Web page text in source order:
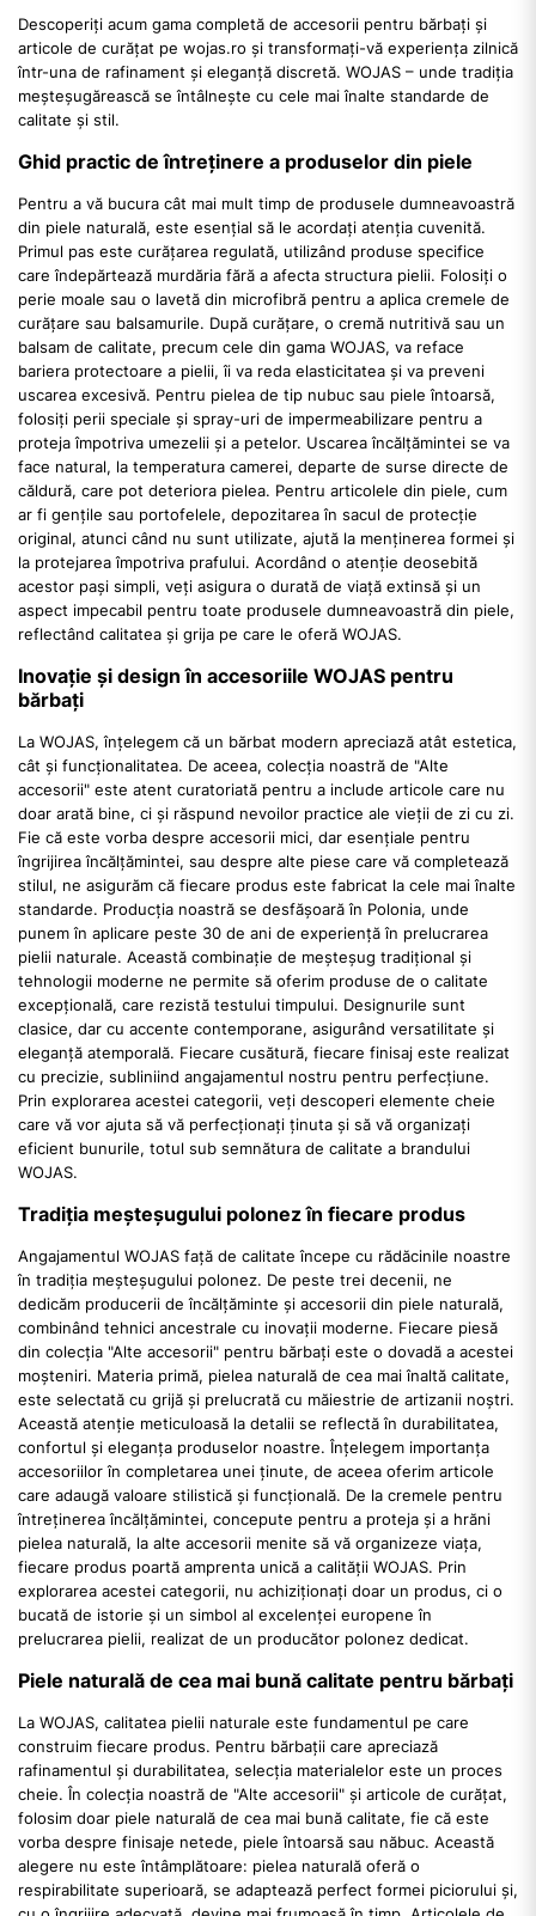
Descoperiți acum gama completă de accesorii pentru bărbați și
articole de curățat pe wojas.ro și transformați-vă experiența zilnică
într-una de rafinament și eleganță discretă. WOJAS – unde tradiția
meșteșugărească se întâlnește cu cele mai înalte standarde de
calitate și stil.
Ghid practic de întreținere a produselor din piele
Pentru a vă bucura cât mai mult timp de produsele dumneavoastră
din piele naturală, este esențial să le acordați atenția cuvenită.
Primul pas este curățarea regulată, utilizând produse specifice
care îndepărtează murdăria fără a afecta structura pielii. Folosiți o
perie moale sau o lavetă din microfibră pentru a aplica cremele de
curățare sau balsamurile. După curățare, o cremă nutritivă sau un
balsam de calitate, precum cele din gama WOJAS, va reface
bariera protectoare a pielii, îi va reda elasticitatea și va preveni
uscarea excesivă. Pentru pielea de tip nubuc sau piele întoarsă,
folosiți perii speciale și spray-uri de impermeabilizare pentru a
proteja împotriva umezelii și a petelor. Uscarea încălțămintei se va
face natural, la temperatura camerei, departe de surse directe de
căldură, care pot deteriora pielea. Pentru articolele din piele, cum
ar fi gențile sau portofelele, depozitarea în sacul de protecție
original, atunci când nu sunt utilizate, ajută la menținerea formei și
la protejarea împotriva prafului. Acordând o atenție deosebită
acestor pași simpli, veți asigura o durată de viață extinsă și un
aspect impecabil pentru toate produsele dumneavoastră din piele,
reflectând calitatea și grija pe care le oferă WOJAS.
Inovație și design în accesoriile WOJAS pentru
bărbați
La WOJAS, înțelegem că un bărbat modern apreciază atât estetica,
cât și funcționalitatea. De aceea, colecția noastră de "Alte
accesorii" este atent curatoriată pentru a include articole care nu
doar arată bine, ci și răspund nevoilor practice ale vieții de zi cu zi.
Fie că este vorba despre accesorii mici, dar esențiale pentru
îngrijirea încălțămintei, sau despre alte piese care vă completează
stilul, ne asigurăm că fiecare produs este fabricat la cele mai înalte
standarde. Producția noastră se desfășoară în Polonia, unde
punem în aplicare peste 30 de ani de experiență în prelucrarea
pielii naturale. Această combinație de meșteșug tradițional și
tehnologii moderne ne permite să oferim produse de o calitate
excepțională, care rezistă testului timpului. Designurile sunt
clasice, dar cu accente contemporane, asigurând versatilitate și
eleganță atemporală. Fiecare cusătură, fiecare finisaj este realizat
cu precizie, subliniind angajamentul nostru pentru perfecțiune.
Prin explorarea acestei categorii, veți descoperi elemente cheie
care vă vor ajuta să vă perfecționați ținuta și să vă organizați
eficient bunurile, totul sub semnătura de calitate a brandului
WOJAS.
Tradiția meșteșugului polonez în fiecare produs
Angajamentul WOJAS față de calitate începe cu rădăcinile noastre
în tradiția meșteșugului polonez. De peste trei decenii, ne
dedicăm producerii de încălțăminte și accesorii din piele naturală,
combinând tehnici ancestrale cu inovații moderne. Fiecare piesă
din colecția "Alte accesorii" pentru bărbați este o dovadă a acestei
moșteniri. Materia primă, pielea naturală de cea mai înaltă calitate,
este selectată cu grijă și prelucrată cu măiestrie de artizanii noștri.
Această atenție meticuloasă la detalii se reflectă în durabilitatea,
confortul și eleganța produselor noastre. Înțelegem importanța
accesoriilor în completarea unei ținute, de aceea oferim articole
care adaugă valoare stilistică și funcțională. De la cremele pentru
întreținerea încălțămintei, concepute pentru a proteja și a hrăni
pielea naturală, la alte accesorii menite să vă organizeze viața,
fiecare produs poartă amprenta unică a calității WOJAS. Prin
explorarea acestei categorii, nu achiziționați doar un produs, ci o
bucată de istorie și un simbol al excelenței europene în
prelucrarea pielii, realizat de un producător polonez dedicat.
Piele naturală de cea mai bună calitate pentru bărbați
La WOJAS, calitatea pielii naturale este fundamentul pe care
construim fiecare produs. Pentru bărbații care apreciază
rafinamentul și durabilitatea, selecția materialelor este un proces
cheie. În colecția noastră de "Alte accesorii" și articole de curățat,
folosim doar piele naturală de cea mai bună calitate, fie că este
vorba despre finisaje netede, piele întoarsă sau năbuc. Această
alegere nu este întâmplătoare: pielea naturală oferă o
respirabilitate superioară, se adaptează perfect formei piciorului și,